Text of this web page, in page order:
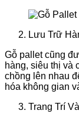
Lưu Trữ
Gỗ pallet cũng
hàng, siêu thị và
chồng lên nhau
hóa không gian
Trang Trí